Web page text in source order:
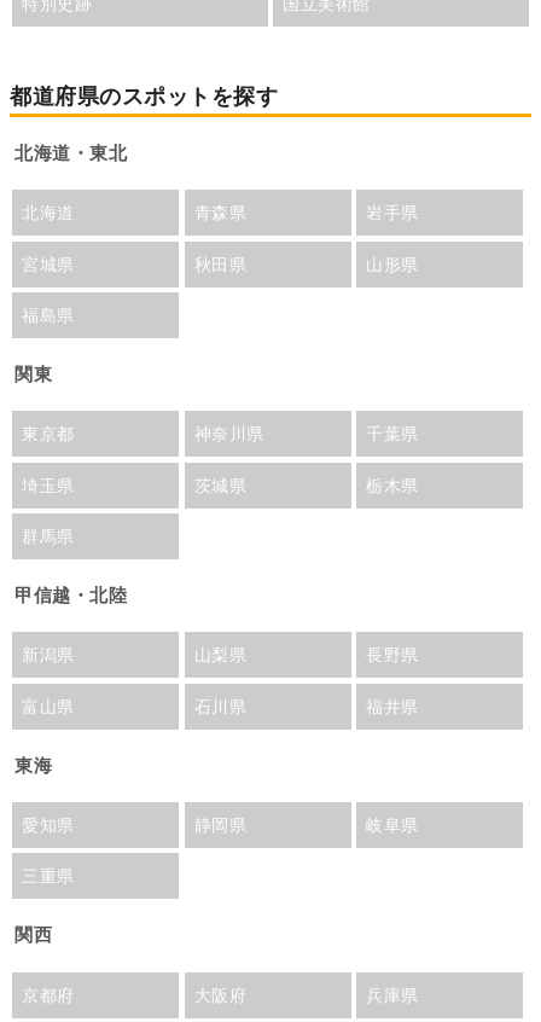
特別史跡 国立美術館
都道府県のスポットを探す
北海道・東北
北海道 青森県 岩手県
宮城県 秋田県 山形県
福島県
関東
東京都 神奈川県 千葉県
埼玉県 茨城県 栃木県
群馬県
甲信越・北陸
新潟県 山梨県 長野県
富山県 石川県 福井県
東海
愛知県 静岡県 岐阜県
三重県
関西
京都府 大阪府 兵庫県